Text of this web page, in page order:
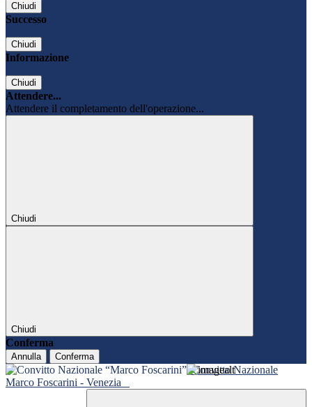
Chiudi
Successo
Chiudi
Informazione
Chiudi
Attendere...
Attendere il completamento dell'operazione...
Chiudi
Chiudi
Conferma
Annulla Conferma
Convitto Nazionale
Marco Foscarini - Venezia